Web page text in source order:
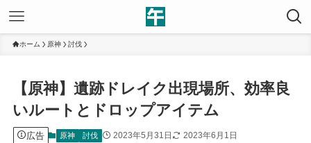
ホーム 原神 討伐
【原神】遺跡ドレイク出現場所、効率良
いルートとドロップアイテム
広告 原神 討伐 2023年5月31日 2023年6月1日